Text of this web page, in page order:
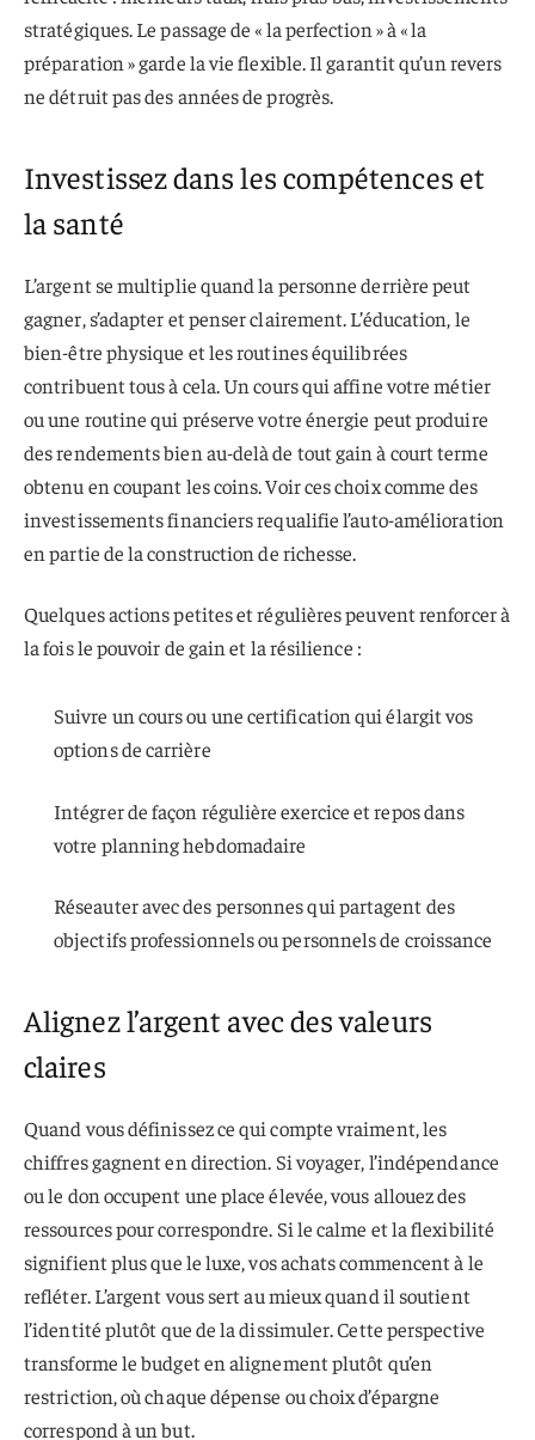
stratégiques. Le passage de « la perfection » à « la
préparation » garde la vie flexible. Il garantit qu’un revers
ne détruit pas des années de progrès.
Investissez dans les compétences et
la santé
L’argent se multiplie quand la personne derrière peut
gagner, s’adapter et penser clairement. L’éducation, le
bien-être physique et les routines équilibrées
contribuent tous à cela. Un cours qui affine votre métier
ou une routine qui préserve votre énergie peut produire
des rendements bien au-delà de tout gain à court terme
obtenu en coupant les coins. Voir ces choix comme des
investissements financiers requalifie l’auto-amélioration
en partie de la construction de richesse.
Quelques actions petites et régulières peuvent renforcer à
la fois le pouvoir de gain et la résilience :
Suivre un cours ou une certification qui élargit vos
options de carrière
Intégrer de façon régulière exercice et repos dans
votre planning hebdomadaire
Réseauter avec des personnes qui partagent des
objectifs professionnels ou personnels de croissance
Alignez l’argent avec des valeurs
claires
Quand vous définissez ce qui compte vraiment, les
chiffres gagnent en direction. Si voyager, l’indépendance
ou le don occupent une place élevée, vous allouez des
ressources pour correspondre. Si le calme et la flexibilité
signifient plus que le luxe, vos achats commencent à le
refléter. L’argent vous sert au mieux quand il soutient
l’identité plutôt que de la dissimuler. Cette perspective
transforme le budget en alignement plutôt qu’en
restriction, où chaque dépense ou choix d’épargne
correspond à un but.